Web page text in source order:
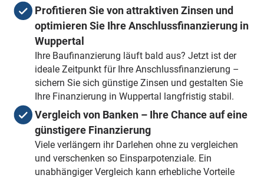
Profitieren Sie von attraktiven Zinsen und
optimieren Sie Ihre Anschlussfinanzierung in
Wuppertal
Ihre Baufinanzierung läuft bald aus? Jetzt ist der
ideale Zeitpunkt für Ihre Anschlussfinanzierung –
sichern Sie sich günstige Zinsen und gestalten Sie
Ihre Finanzierung in Wuppertal langfristig stabil.
Vergleich von Banken – Ihre Chance auf eine
günstigere Finanzierung
Viele verlängern ihr Darlehen ohne zu vergleichen
und verschenken so Einsparpotenziale. Ein
unabhängiger Vergleich kann erhebliche Vorteile